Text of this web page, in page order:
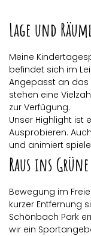
Lage und
Meine
befindet sich im
Angepasst an das
stehen eine
zur Verfügung.
Unser Highlight ist
Ausprobieren.
und animiert
Raus ins Grüne
Bewegung im
kurzer Entfernung
Schönbach Park
wir ein